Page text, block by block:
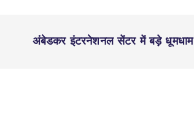
अंबेडकर इंटरनेशनल सेंटर में बड़े धूमधाम